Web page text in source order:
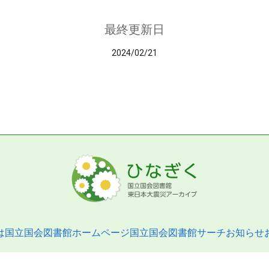
最終更新日
2024/02/21
国立国会図書館ホームページ国立国会図書館サーチお知らせ